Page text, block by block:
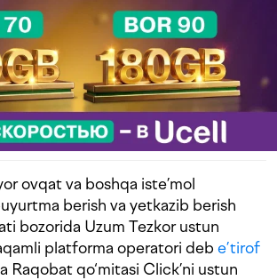
ovqat va boshqa iste’mol
berish va yetkazib berish
bozorida Uzum Tezkor ustun
platforma operatori deb e’tirof
Raqobat qo‘mitasi Click’ni ustun